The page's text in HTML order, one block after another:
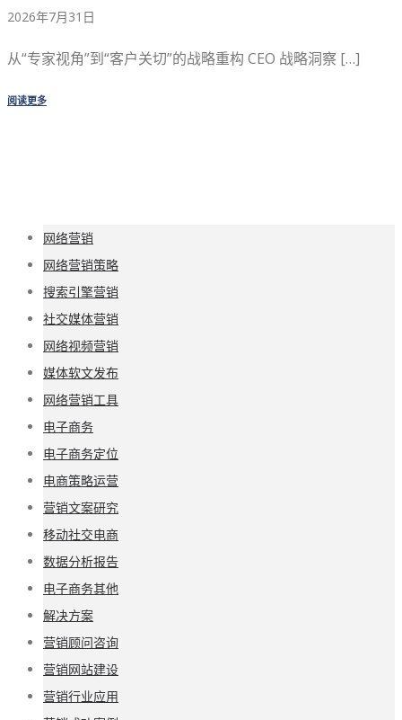
2026年7月31日
从“专家视角”到“客户关切”的战略重构 CEO 战略洞察 […]
阅读更多
网络营销
网络营销策略
搜索引擎营销
社交媒体营销
网络视频营销
媒体软文发布
网络营销工具
电子商务
电子商务定位
电商策略运营
营销文案研究
移动社交电商
数据分析报告
电子商务其他
解决方案
营销顾问咨询
营销网站建设
营销行业应用